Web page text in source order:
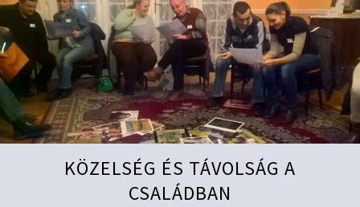
KÖZELSÉG ÉS TÁVOLSÁG A
CSALÁDBAN